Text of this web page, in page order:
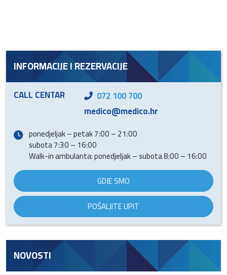
INFORMACIJE I REZERVACIJE
CALL CENTAR
072 100 700
medico@medico.hr
ponedjeljak – petak 7:00 – 21:00
subota 7:30 – 16:00
Walk-in ambulanta: ponedjeljak – subota 8:00 – 16:00
GDJE SMO
POŠALJITE UPIT
NOVOSTI